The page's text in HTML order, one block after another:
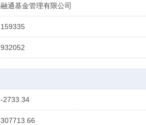
融通基金管理有限公司
159335
932052
-2733.34
307713.66